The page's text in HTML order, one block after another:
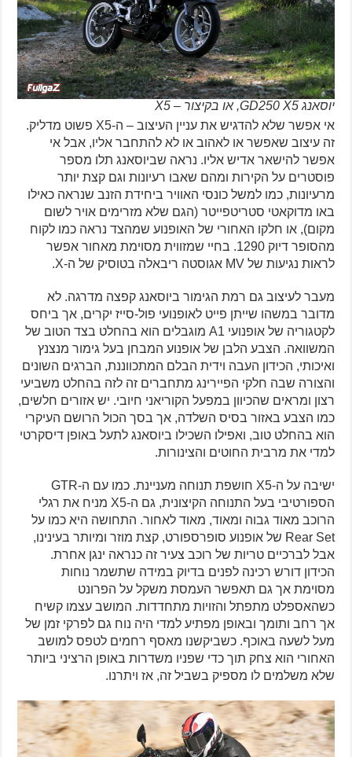
יוסאנג GD250 X5, או בקיצור – X5
אי אפשר שלא להדגיש את עניין העיצוב – ה-X5 פשוט מדליק.
זה עיצוב שאפשר או לאהוב או לא להתחבר אליו, אבל אי
אפשר להישאר אדיש אליו. נראה שביוסאנג תלו מספר
פוסטרים על הקירות ומהם שאבו רעיונות וגם קצת יותר
מרעיונות, כמו למשל כונסי האוויר ביחידת הזנב שנראה כאילו
באו מדוקאטי סטריטפייטר (הגם שלא מזרימים אויר לשום
מקום), או חלקו האחורי של האופנוע שמהצד נראה כמו לקוח
מהסופר דיוק 1290. בחיי שמזווית מסוימת מאחור אפשר
לראות נגיעות של MV אגוסטה ריבאלה בטוסיק של ה-X.
מעבר לעיצוב גם רמת הגימור ביוסאנג קפצה מדרגה. לא
מדובר במשהו שייתן פייט לאופנועי פול-סייז יקרים, אך ביחס
לקטגוריה של אופנועי A1 מוגבלים הוא בהחלט בצד הטוב של
המשוואה. הצבע הלבן של אופנוע המבחן בעל גימור מנצנץ
ואיכותי, הכידון העבה וידית הבלם המתכווננת, הברגים השונים
והצורה שבה חלקי הפיירינג מתחברים זה לזה בהחלט משביעי
רצון ומראים שהכיוון במפעל הקוריאני חיובי. יש אזורים חלשים,
כמו הצבע באזור בסיס השלדה, אך בסך הכול הרושם העיקרי
הוא בהחלט טוב, ואפילו השכילו ביוסאנג לתעל באופן דיסקרטי
למדי את מרבית החוטים והצינורות.
ישיבה על ה-X5 חושפת תנוחה מעניינת. כמו עם ה-GTR
הספורטיבי בעל התנוחה הקיצונית, גם ה-X5 מניח את רגלי
הרוכב מאוד גבוה ומאוד, מאוד לאחור. התחושה היא כמו על
Rear Set של אופנוע סופרספורט, קצת מוזר ומיותר בעינינו,
אבל לברכיים טריות של רוכב צעיר זה כנראה ינגן אחרת.
הכידון דורש רכינה לפנים בדיוק במידה שתשמר נוחות
מסוימת אך גם תאפשר העמסת משקל על הפרונט
כשהאספלט מתפתל והזויות מתחדדות. המושב עצמו קשיח
אך רחב ותומך ובאופן מפתיע למדי היה נוח גם לפרקי זמן של
מעל לשעה באוכף. כשביקשנו מאסף רחמים לטפס למושב
האחורי הוא צחק תוך כדי שפניו משדרות באופן הרציני ביותר
שלא משלמים לו מספיק בשביל זה, אז ויתרנו.